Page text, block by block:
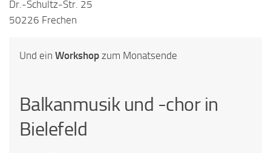
Dr.-Schultz-Str. 25
50226 Frechen
Und ein Workshop zum Monatsende
Balkanmusik und -chor in
Bielefeld